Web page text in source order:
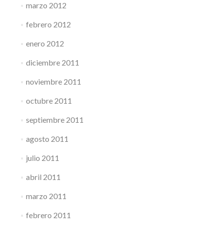
marzo 2012
febrero 2012
enero 2012
diciembre 2011
noviembre 2011
octubre 2011
septiembre 2011
agosto 2011
julio 2011
abril 2011
marzo 2011
febrero 2011